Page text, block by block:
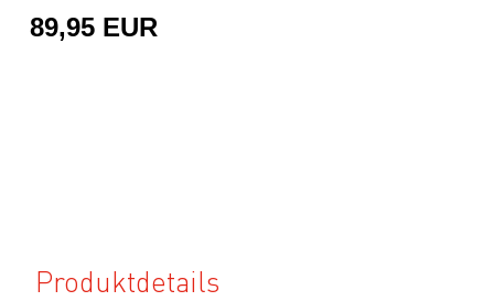
89,95 EUR
Produktdetails